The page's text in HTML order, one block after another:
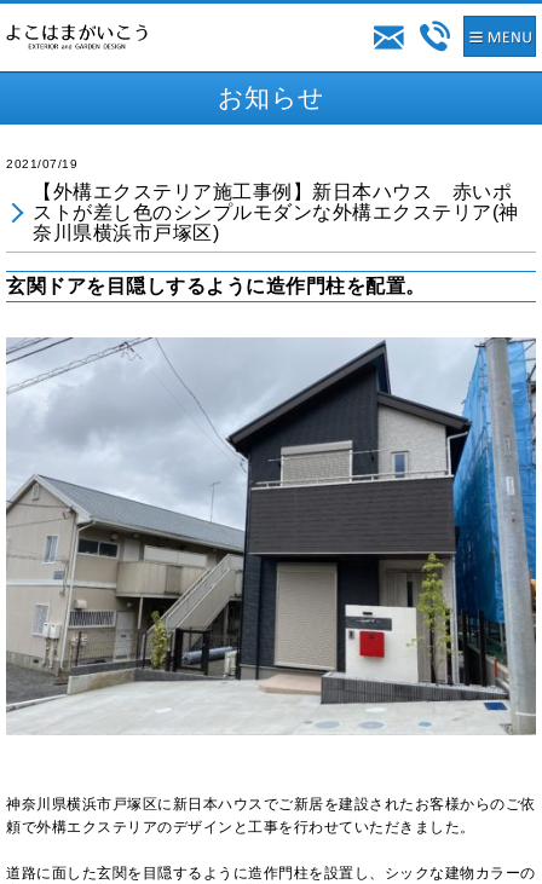
お知らせ
2021/07/19
【外構エクステリア施工事例】新日本ハウス 赤いポ
ストが差し色のシンプルモダンな外構エクステリア(神
奈川県横浜市戸塚区)
玄関ドアを目隠しするように造作門柱を配置。
神奈川県横浜市戸塚区に新日本ハウスでご新居を建設されたお客様からのご依
頼で外構エクステリアのデザインと工事を行わせていただきました。
道路に面した玄関を目隠するように造作門柱を設置し、シックな建物カラーの